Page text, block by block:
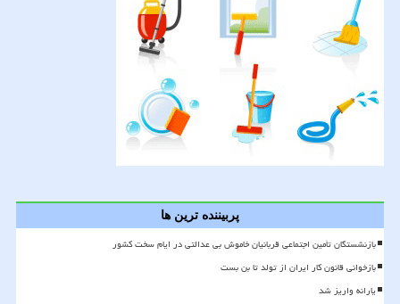
پربیننده ترین ها
بازنشستگان تأمین اجتماعی قربانیان خاموش بی عدالتی در ایام سخت کشور
بازخوانی قانون کار ایران از تولد تا بن بست
یارانه واریز شد